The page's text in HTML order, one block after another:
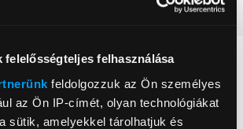
felelősségteljes felhasználása
feldolgozzuk az Ön személyes
az Ön IP-címét, olyan technológiákat
sütik, amelyekkel tárolhatjuk és
Neked ajánljuk